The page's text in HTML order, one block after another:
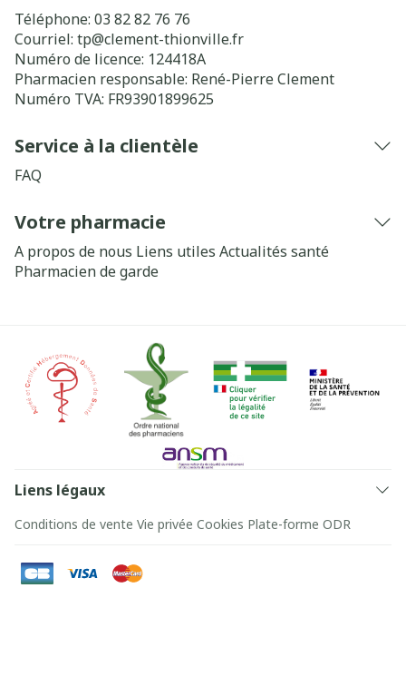
Téléphone: 03 82 82 76 76
Courriel: tp@clement-thionville.fr
Numéro de licence: 124418A
Pharmacien responsable: René-Pierre Clement
Numéro TVA: FR93901899625
Service à la clientèle
FAQ
Votre pharmacie
A propos de nous Liens utiles Actualités santé
Pharmacien de garde
Liens légaux
Conditions de vente Vie privée Cookies Plate-forme ODR